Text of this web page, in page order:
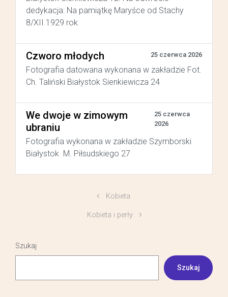
dedykacja: Na pamiątkę Maryśce od Stachy
8/XII.1929 rok
Czworo młodych 25 czerwca 2026
Fotografia datowana wykonana w zakładzie Fot.
Ch. Taliński Białystok Sienkiewicza 24
We dwoje w zimowym
ubraniu
25 czerwca
2026
Fotografia wykonana w zakładzie Szymborski
Białystok M. Piłsudskiego 27
Kobieta
Kobieta i perły
Szukaj
Szukaj